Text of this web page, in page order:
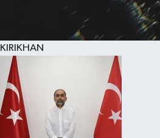
KIRIKHAN